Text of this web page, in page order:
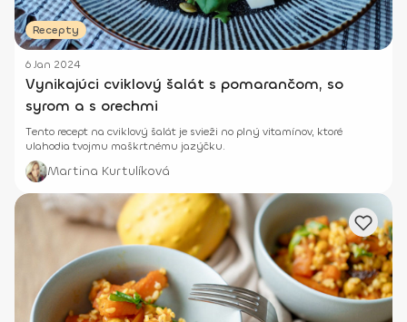
Recepty
6 Jan 2024
Vynikajúci cviklový šalát s pomarančom, so
syrom a s orechmi
Tento recept na cviklový šalát je svieži no plný vitamínov, ktoré
ulahodia tvojmu maškrtnému jazýčku.
Martina Kurtulíková